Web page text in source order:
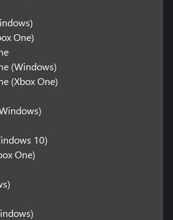
One)
(Windows)
(Xbox One)
10)
One)